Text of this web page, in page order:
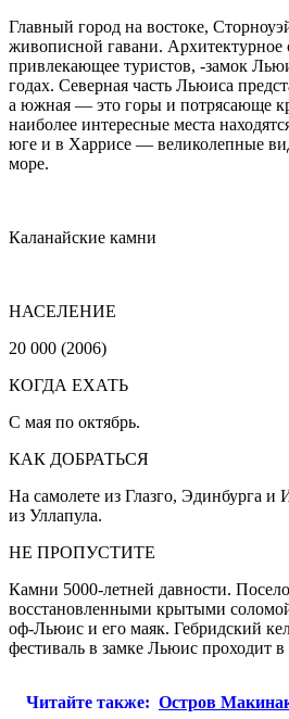
Главный город на востоке,
живописной гавани. Архитектурное
привлекающее туристов, -замок
годах. Северная часть Льюиса
а южная — это горы и потрясающе
наиболее интересные места
юге и в Харрисе — великолепные
море.
Каланайские камни
НАСЕЛЕНИЕ
20 000 (2006)
КОГДА ЕХАТЬ
С мая по октябрь.
КАК ДОБРАТЬСЯ
На самолете из Глазго, Эдинбурга и
из Уллапула.
НЕ ПРОПУСТИТЕ
Камни 5000-летней давности.
восстановленными крытыми
оф-Льюис и его маяк. Гебридский
фестиваль в замке Льюис проходит
Читайте также: Остров